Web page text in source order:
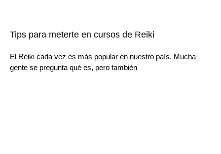
Tips para meterte en cursos de Reiki
El Reiki cada vez es más popular en nuestro país. Mucha
gente se pregunta qué es, pero también